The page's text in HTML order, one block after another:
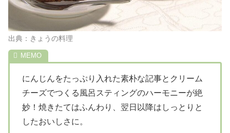
出典：きょうの料理
にんじんをたっぷり入れた素朴な記事とクリーム
チーズでつくる風呂スティングのハーモニーが絶
妙！焼きたてはふんわり、翌日以降はしっとりと
したおいしさに。